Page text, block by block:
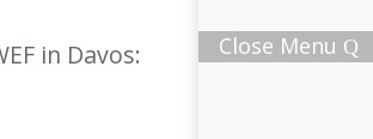
Close Menu
in Davos: